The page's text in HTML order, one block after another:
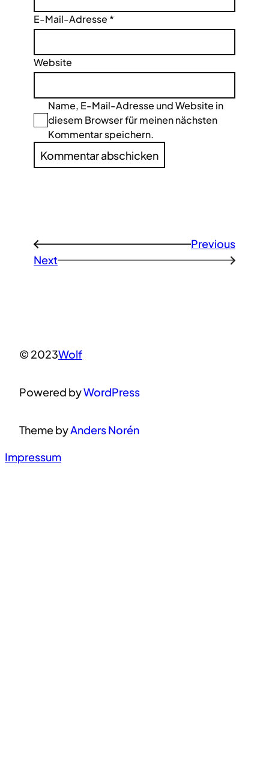
E-Mail-Adresse *
Website
Name, E-Mail-Adresse und Website in
diesem Browser für meinen nächsten
Kommentar speichern.
←
Previous
Next
→
© 2023Wolf
Powered byWordPress
Theme byAnders Norén
Impressum